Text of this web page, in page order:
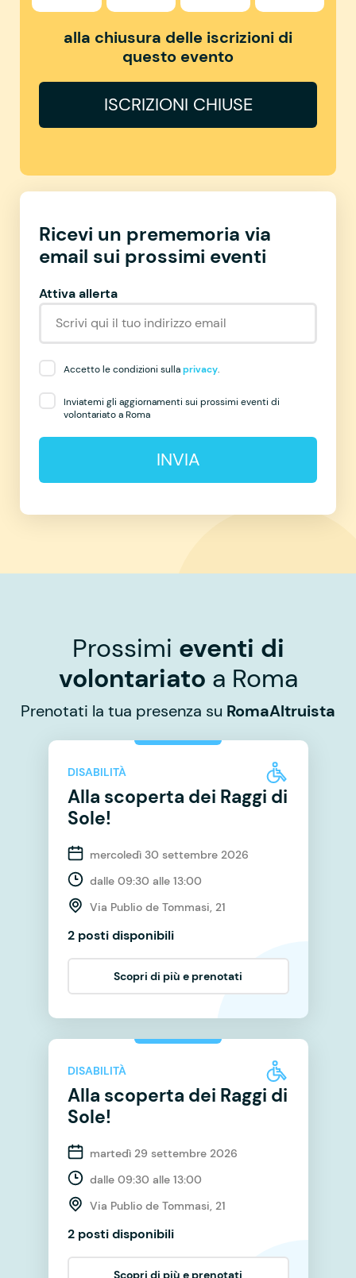
alla chiusura delle iscrizioni di
questo evento
ISCRIZIONI CHIUSE
Ricevi un prememoria via
email sui prossimi eventi
Attiva allerta
Accetto le condizioni sullaprivacy.
Inviatemi gli aggiornamenti sui prossimi eventi di
volontariato a Roma
INVIA
Prossimi eventi di
volontariato a Roma
Prenotati la tua presenza su RomaAltruista
DISABILITÀ
Alla scoperta dei Raggi di
Sole!
mercoledì 30 settembre 2026
dalle 09:30 alle 13:00
Via Publio de Tommasi, 21
2 posti disponibili
Scopri di più e prenotati
DISABILITÀ
Alla scoperta dei Raggi di
Sole!
martedì 29 settembre 2026
dalle 09:30 alle 13:00
Via Publio de Tommasi, 21
2 posti disponibili
Scopri di più e prenotati